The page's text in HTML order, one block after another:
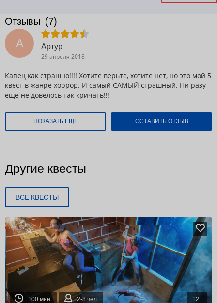
Отзывы (7)
А
Артур
29 апреля 2018
Капец как страшно!!!! Хотите верьте, хотите нет, но это мой 5
квест в жанре хоррор. И самый САМЫЙ страшный. Ни разу
еще не довелось так кричать!!!
ПОКАЗАТЬ ЕЩЁ ОСТАВИТЬ ОТЗЫВ
Другие квесты
ВСЕ КВЕСТЫ
100 мин. 2-8 чел. 12+